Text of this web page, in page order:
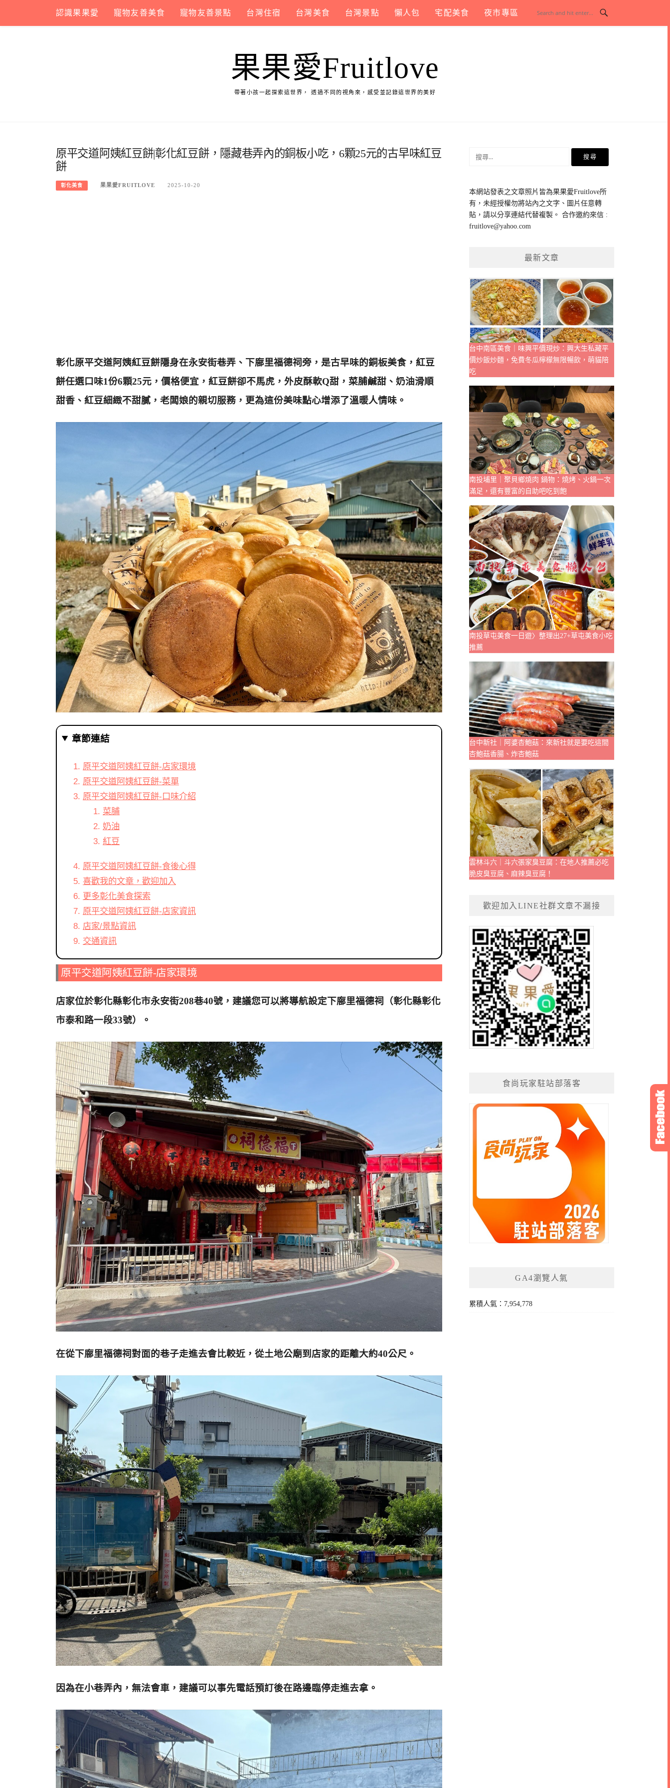
content
認識果果愛 寵物友善美食 寵物友善景點 台灣住宿 台灣美食 台灣景點 懶人包 宅配美食 夜市專區
果果愛Fruitlove
帶著小孩一起探索這世界， 透過不同的視角來，感受並記錄這世界的美好
原平交道阿姨紅豆餅|彰化紅豆餅，隱藏巷弄內的銅板小吃，6顆25元的古早味紅豆
餅
彰化美食 果果愛FRUITLOVE 2025-10-20
彰化原平交道阿姨紅豆餅隱身在永安街巷弄、下廍里福德祠旁，是古早味的銅板美食，紅豆
餅任選口味1份6顆25元， 價格便宜，紅豆餅卻不馬虎，外皮酥軟Q甜，菜脯鹹甜、奶油滑順
甜香、紅豆細緻不甜膩，老闆娘的親切服務，更為這份美味點心增添了溫暖人情味。
章節連結
原平交道阿姨紅豆餅-店家環境
原平交道阿姨紅豆餅-菜單
原平交道阿姨紅豆餅-口味介紹
菜脯
奶油
紅豆
原平交道阿姨紅豆餅-食後心得
喜歡我的文章，歡迎加入
更多彰化美食探索
原平交道阿姨紅豆餅-店家資訊
店家/景點資訊
交通資訊
原平交道阿姨紅豆餅-店家環境
店家位於彰化縣彰化市永安街208巷40號，建議您可以將導航設定下廍里福德祠（彰化縣彰化
市泰和路一段33號）。
在從下廍里福德祠對面的巷子走進去會比較近，從土地公廟到店家的距離大約40公尺。
因為在小巷弄內，無法會車，建議可以事先電話預訂後在路邊臨停走進去拿。
鍵
字:
本網站發表之文章照片皆為果果愛Fruitlove所
有，未經授權勿將站內之文字、圖片任意轉
貼，請以分享連結代替複製。 合作邀約來信 :
fruitlove@yahoo.com
最新文章
台中南區美食｜味興平價現炒：興大生私藏平
價炒飯炒麵，免費冬瓜檸檬無限暢飲，萌貓陪
吃
南投埔里｜聚貝鄉燒肉 鍋物：燒烤、火鍋一次
滿足，還有豐富的自助吧吃到飽
南投草屯美食一日遊〉整理出27+草屯美食小吃
推薦
台中新社｜阿婆杏鮑菇：來新社就是要吃這間
杏鮑菇香腸、炸杏鮑菇
雲林斗六｜斗六張家臭豆腐：在地人推薦必吃
脆皮臭豆腐、麻辣臭豆腐！
歡迎加入LINE社群文章不漏接
食尚玩家駐站部落客
GA4瀏覽人氣
累積人氣：7,954,778